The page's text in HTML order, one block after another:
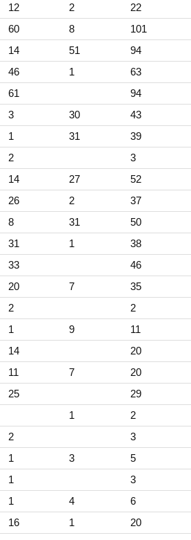
12 2 22
60 8 101
14 51 94
46 1 63
61 94
3 30 43
1 31 39
2 3
14 27 52
26 2 37
8 31 50
31 1 38
33 46
20 7 35
2 2
1 9 11
14 20
11 7 20
25 29
1 2
2 3
1 3 5
1 3
1 4 6
16 1 20